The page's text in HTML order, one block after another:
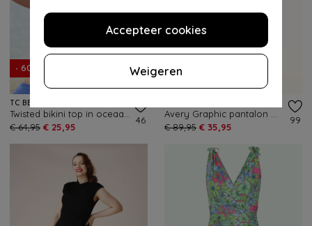
Accepteer cookies
Weigeren
- 60%
TC BEACH
€ 64,95 € 25,95
46
- 60%
€ 89,95 € 35,95
99